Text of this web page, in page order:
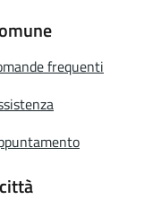
frequenti